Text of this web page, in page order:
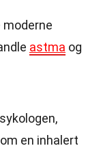
moderne
astma og
en inhalert